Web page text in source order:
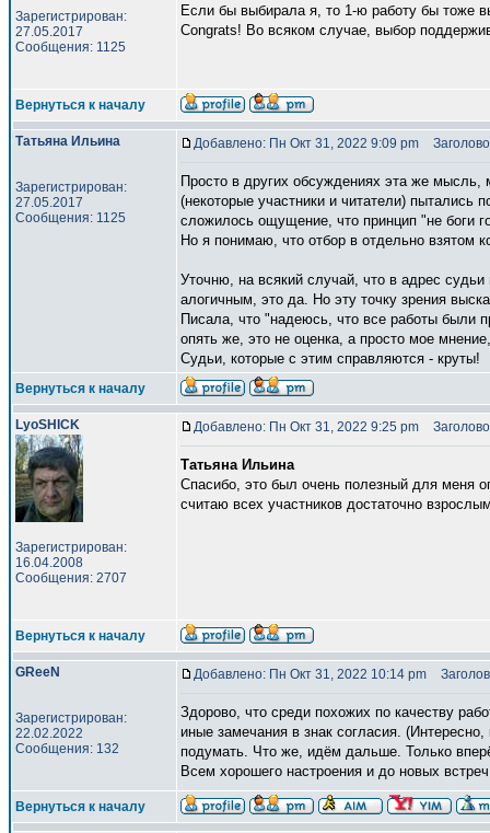
Зарегистрирован:
27.05.2017
Сообщения: 1125
Если бы выбирала я, то 1-ю работу бы тоже
Congrats! Во всяком случае, выбор
Вернуться к началу
Татьяна Ильина
Зарегистрирован:
27.05.2017
Сообщения: 1125
Добавлено: Пн Окт 31, 2022 9:09 pm
Просто в других обсуждениях эта же
(некоторые участники и читатели)
сложилось ощущение, что принцип "не боги
Но я понимаю, что отбор в отдельно взятом
Уточню, на всякий случай, что в адрес
алогичным, это да. Но эту точку зрения
Писала, что "надеюсь, что все работы были
опять же, это не оценка, а просто мое
Судьи, которые с этим справляются - круты!
Вернуться к началу
LyoSHICK
Зарегистрирован:
16.04.2008
Сообщения: 2707
Добавлено: Пн Окт 31, 2022 9:25 pm
Татьяна Ильина
Спасибо, это был очень полезный для меня
считаю всех участников достаточно
Вернуться к началу
GReeN
Зарегистрирован:
22.02.2022
Сообщения: 132
Добавлено: Пн Окт 31, 2022 10:14 pm
Здорово, что среди похожих по качеству
иные замечания в знак согласия.
подумать. Что же, идём дальше. Только
Всем хорошего настроения и до новых
Вернуться к началу